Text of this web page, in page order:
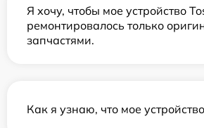
Я хочу, чтобы мое устройство
ремонтировалось только
запчастями.
Как я узнаю, что мое